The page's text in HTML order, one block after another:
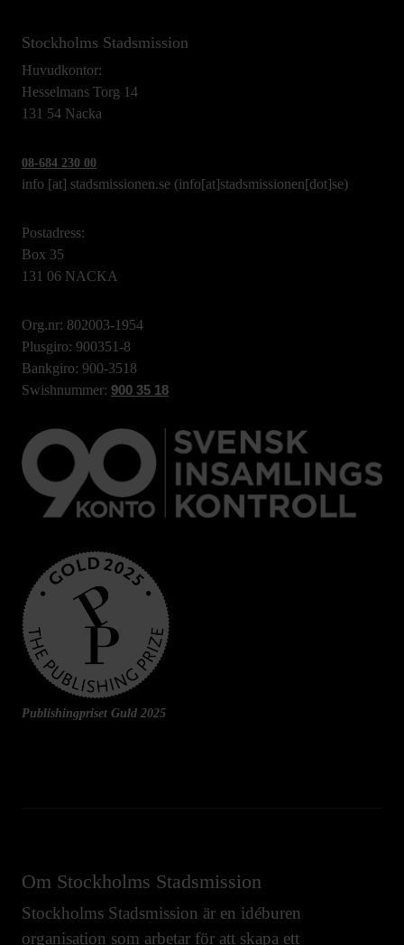
Stockholms Stadsmission
Huvudkontor:
Hesselmans Torg 14
131 54 Nacka
08-684 230 00
info [at] stadsmissionen.se (info[at]stadsmissionen[dot]se)
Postadress:
Box 35
131 06 NACKA
Org.nr: 802003-1954
Plusgiro: 900351-8
Bankgiro: 900-3518
Swishnummer: 900 35 18
Publishingpriset Guld 2025
Om Stockholms Stadsmission
Stockholms Stadsmission är en idéburen
organisation som arbetar för att skapa ett